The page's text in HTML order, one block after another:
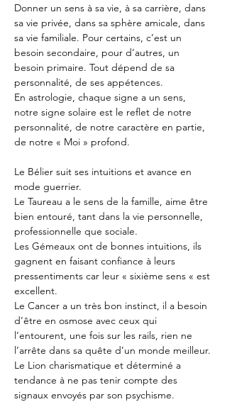
Donner un sens à sa vie, à sa carrière, dans
sa vie privée, dans sa sphère amicale, dans
sa vie familiale. Pour certains, c’est un
besoin secondaire, pour d’autres, un
besoin primaire. Tout dépend de sa
personnalité, de ses appétences.
En astrologie, chaque signe a un sens,
notre signe solaire est le reflet de notre
personnalité, de notre caractère en partie,
de notre « Moi » profond.
Le Bélier suit ses intuitions et avance en
mode guerrier.
Le Taureau a le sens de la famille, aime être
bien entouré, tant dans la vie personnelle,
professionnelle que sociale.
Les Gémeaux ont de bonnes intuitions, ils
gagnent en faisant confiance à leurs
pressentiments car leur « sixième sens « est
excellent.
Le Cancer a un très bon instinct, il a besoin
d’être en osmose avec ceux qui
l’entourent, une fois sur les rails, rien ne
l’arrête dans sa quête d’un monde meilleur.
Le Lion charismatique et déterminé a
tendance à ne pas tenir compte des
signaux envoyés par son psychisme.